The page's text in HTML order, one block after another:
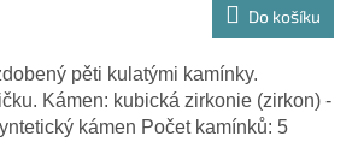
Do košíku
pěti kulatými kamínky.
Kámen: kubická zirkonie (zirkon) -
kámen Počet kamínků: 5